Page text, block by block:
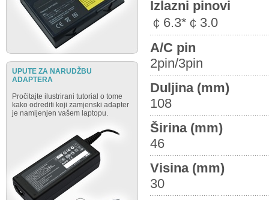
UPUTE ZA NARUDŽBU
ADAPTERA
Pročitajte ilustrirani tutorial o tome
kako odrediti koji zamjenski adapter
je namijenjen vašem laptopu.
Izlazni pinovi
￠6.3*￠3.0
A/C pin
2pin/3pin
Duljina (mm)
108
Širina (mm)
46
Visina (mm)
30